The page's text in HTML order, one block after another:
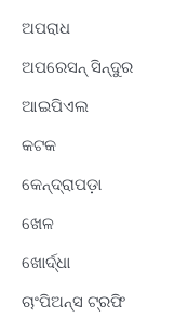
ଅପରାଧ
ଅପରେସନ୍ ସିନ୍ଦୁର
ଆଇପିଏଲ
କଟକ
କେନ୍ଦ୍ରାପଡ଼ା
ଖେଳ
ଖୋର୍ଦ୍ଧା
ଚାଂପିଅନ୍ସ ଟ୍ରଫି